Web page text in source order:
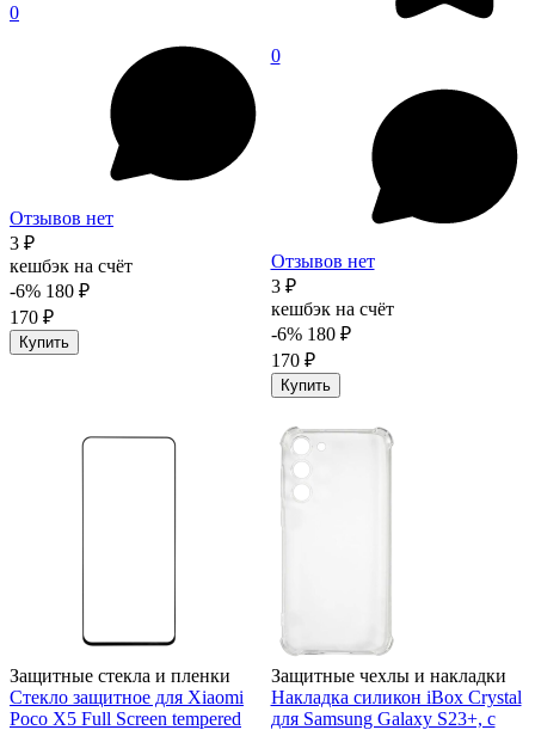
0
Отзывов нет
3 ₽
кешбэк на счёт
-6% 180 ₽
170 ₽
Купить
0
Отзывов нет
3 ₽
кешбэк на счёт
-6% 180 ₽
170 ₽
Купить
Защитные стекла и пленки
Стекло защитное для Xiaomi
Poco X5 Full Screen tempered
Защитные чехлы и накладки
Накладка силикон iBox Crystal
для Samsung Galaxy S23+, с